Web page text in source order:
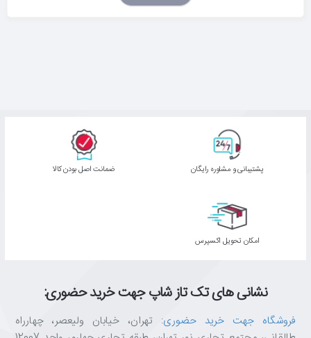
پشتیبانی و مشاوره رایگان ﺿﻤﺎﻧﺖ اﺻﻞ ﺑﻮدن ﮐﺎﻟﺎ
اﻣﮑﺎن ﺗﺤﻮﯾﻞ اﮐﺴﭙﺮس
نشانی های تک تاز شاپ جهت خرید حضوری:
فروشگاه جهت خرید حضوری: تهران، خیابان ولیعصر، چهارراه